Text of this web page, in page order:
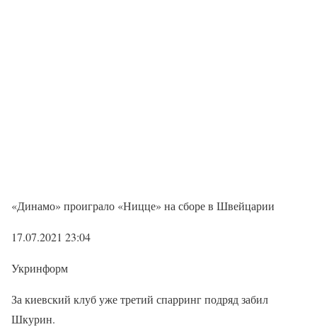
«Динамо» проиграло «Ницце» на сборе в Швейцарии
17.07.2021 23:04
Укринформ
За киевский клуб уже третий спарринг подряд забил
Шкурин.